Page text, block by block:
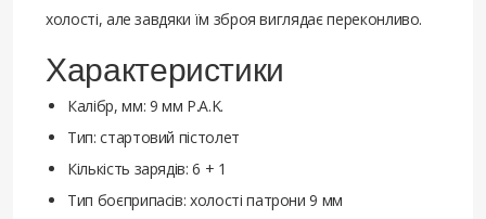
холості, але завдяки їм зброя виглядає переконливо.
Характеристики
Калібр, мм: 9 мм P.A.K.
Тип: стартовий пістолет
Кількість зарядів: 6 + 1
Тип боєприпасів: холості патрони 9 мм